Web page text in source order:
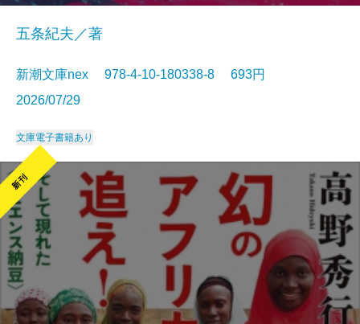
五条紀夫／著
新潮文庫nex 978-4-10-180338-8 693円
2026/07/29
文庫電子書籍あり
新刊